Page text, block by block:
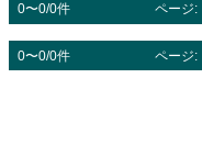
0〜0/0件 ページ:
0〜0/0件 ページ: